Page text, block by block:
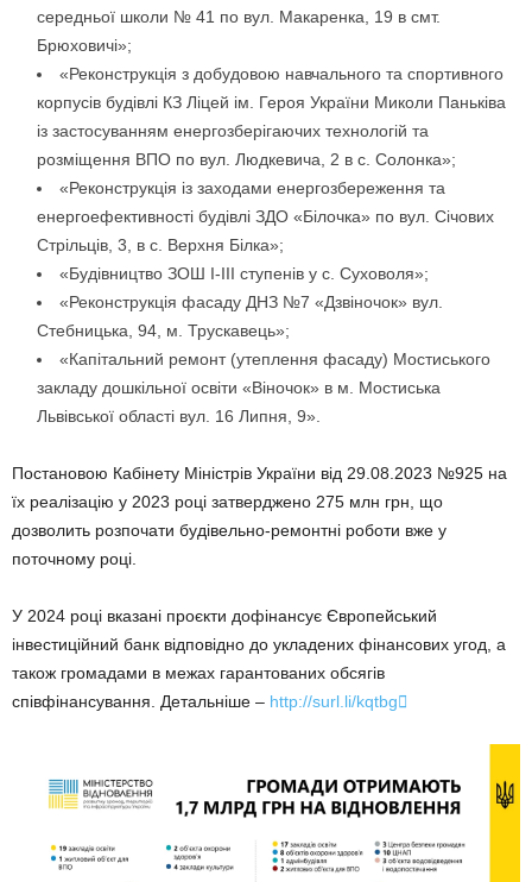
середньої школи № 41 по вул. Макаренка, 19 в смт.
Брюховичі»;
«Реконструкція з добудовою навчального та спортивного
корпусів будівлі КЗ Ліцей ім. Героя України Миколи Паньківа
із застосуванням енергозберігаючих технологій та
розміщення ВПО по вул. Людкевича, 2 в с. Солонка»;
«Реконструкція із заходами енергозбереження та
енергоефективності будівлі ЗДО «Білочка» по вул. Січових
Стрільців, 3, в с. Верхня Білка»;
«Будівництво ЗОШ І-ІІІ ступенів у с. Суховоля»;
«Реконструкція фасаду ДНЗ №7 «Дзвіночок» вул.
Стебницька, 94, м. Трускавець»;
«Капітальний ремонт (утеплення фасаду) Мостиського
закладу дошкільної освіти «Віночок» в м. Мостиська
Львівської області вул. 16 Липня, 9».
Постановою Кабінету Міністрів України від 29.08.2023 №925 на
їх реалізацію у 2023 році затверджено 275 млн грн, що
дозволить розпочати будівельно-ремонтні роботи вже у
поточному році.
У 2024 році вказані проєкти дофінансує Європейський
інвестиційний банк відповідно до укладених фінансових угод, а
також громадами в межах гарантованих обсягів
співфінансування. Детальніше – http://surl.li/kqtbg